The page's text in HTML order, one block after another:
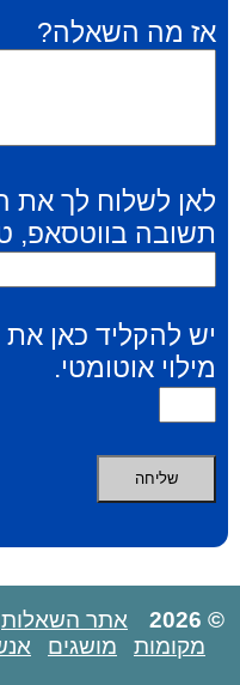
אז מה השאלה?
לאן לשלוח לך
תשובה בווטסאפ,
יש להקליד כאן
מילוי אוטומטי.
© 2026 אתר השאלות
מקומות
מושגים